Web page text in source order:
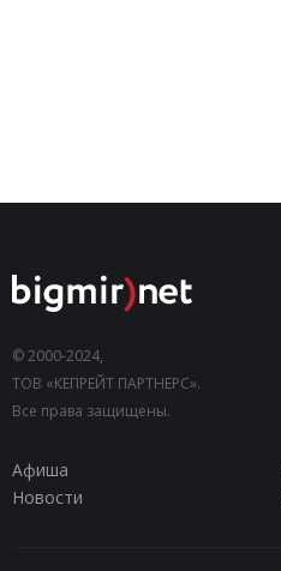
© 2000-2024,
ТОВ «КЕПРЕЙТ ПАРТНЕРС».
Все права защищены.
Афиша
Новости